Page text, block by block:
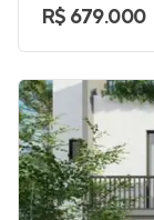
R$ 679.000